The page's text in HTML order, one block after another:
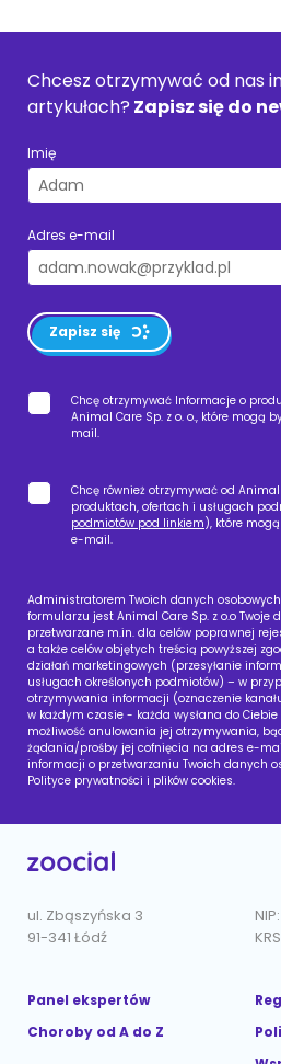
Chcesz otrzymywać od nas
artykułach? Zapisz się do
Imię
Adres e-mail
Zapisz się
Chcę otrzymywać Informacje o
Animal Care Sp. z o. o., które mogą
mail.
Chcę również otrzymywać od
produktach, ofertach i usługach
podmiotów pod linkiem), które
e-mail.
Administratorem Twoich danych
formularzu jest Animal Care Sp. z o.o Twoje
przetwarzane m.in. dla celów poprawnej
a także celów objętych treścią powyższej
działań marketingowych (przesyłanie
usługach określonych podmiotów) – w
otrzymywania informacji (oznaczenie
w każdym czasie - każda wysłana do
możliwość anulowania jej otrzymywania,
żądania/prośby jej cofnięcia na adres e-
informacji o przetwarzaniu Twoich danych
Polityce prywatności i plików cookies.
ul. Zbąszyńska 3
91-341 Łódź
Panel ekspertów
Choroby od A do Z